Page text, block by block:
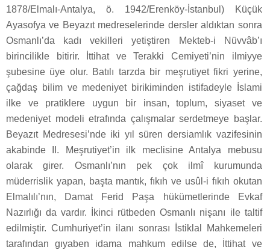
1878/Elmalı-Antalya, ö. 1942/Erenköy-İstanbul) Küçük
Ayasofya ve Beyazıt medreselerinde dersler aldıktan sonra
Osmanlı’da kadı vekilleri yetiştiren Mekteb-i Nüvvâb’ı
birincilikle bitirir. İttihat ve Terakki Cemiyeti’nin ilmiyye
şubesine üye olur. Batılı tarzda bir meşrutiyet fikri yerine,
çağdaş bilim ve medeniyet birikiminden istifadeyle İslami
ilke ve pratiklere uygun bir insan, toplum, siyaset ve
medeniyet modeli etrafında çalışmalar serdetmeye başlar.
Beyazıt Medresesi’nde iki yıl süren dersiamlık vazifesinin
akabinde II. Meşrutiyet’in ilk meclisine Antalya mebusu
olarak girer. Osmanlı’nın pek çok ilmî kurumunda
müderrislik yapan, başta mantık, fıkıh ve usûl-i fıkıh okutan
Elmalılı’nın, Damat Ferid Paşa hükümetlerinde Evkaf
Nazırlığı da vardır. İkinci rütbeden Osmanlı nişanı ile taltif
edilmiştir. Cumhuriyet’in ilanı sonrası İstiklal Mahkemeleri
tarafından gıyaben idama mahkum edilse de, İttihat ve